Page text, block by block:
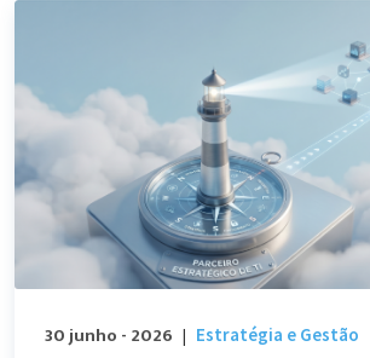
30 junho - 2026 | Estratégia e Gestão